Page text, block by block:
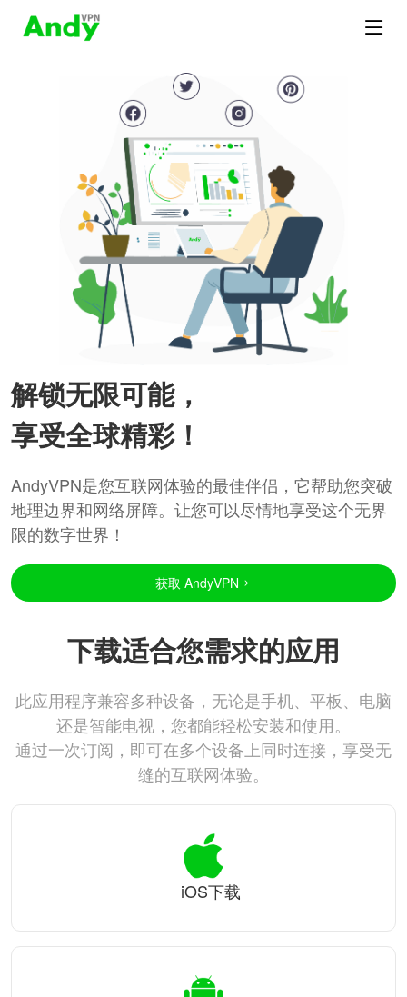
解锁无限可能，
享受全球精彩！
AndyVPN是您互联网体验的最佳伴侣，它帮助您突破
地理边界和网络屏障。让您可以尽情地享受这个无界
限的数字世界！
获取 AndyVPN
下载适合您需求的应用
此应用程序兼容多种设备，无论是手机、平板、电脑
还是智能电视，您都能轻松安装和使用。
通过一次订阅，即可在多个设备上同时连接，享受无
缝的互联网体验。
iOS下载